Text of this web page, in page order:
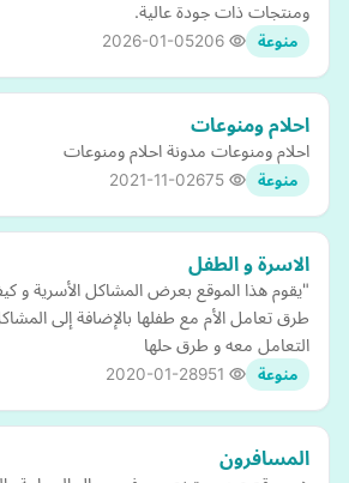
ومنتجات ذات جودة عالية.
منوعة 2026-01-05
احلام ومنوعات
احلام ومنوعات مدونة احلام ومنوعات
منوعة 2021-11-02
الاسرة و الطفل
"يقوم هذا الموقع بعرض المشاكل الأسرية و
طرق تعامل الأم مع طفلها بالإضافة إلى
التعامل معه و طرق حلها
منوعة 2020-01-28
المسافرون